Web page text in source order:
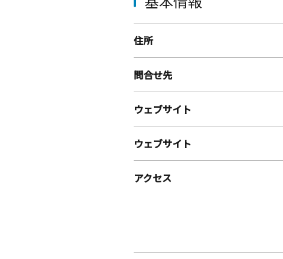
住所
問合せ先
ウェブサイト
ウェブサイト
アクセス